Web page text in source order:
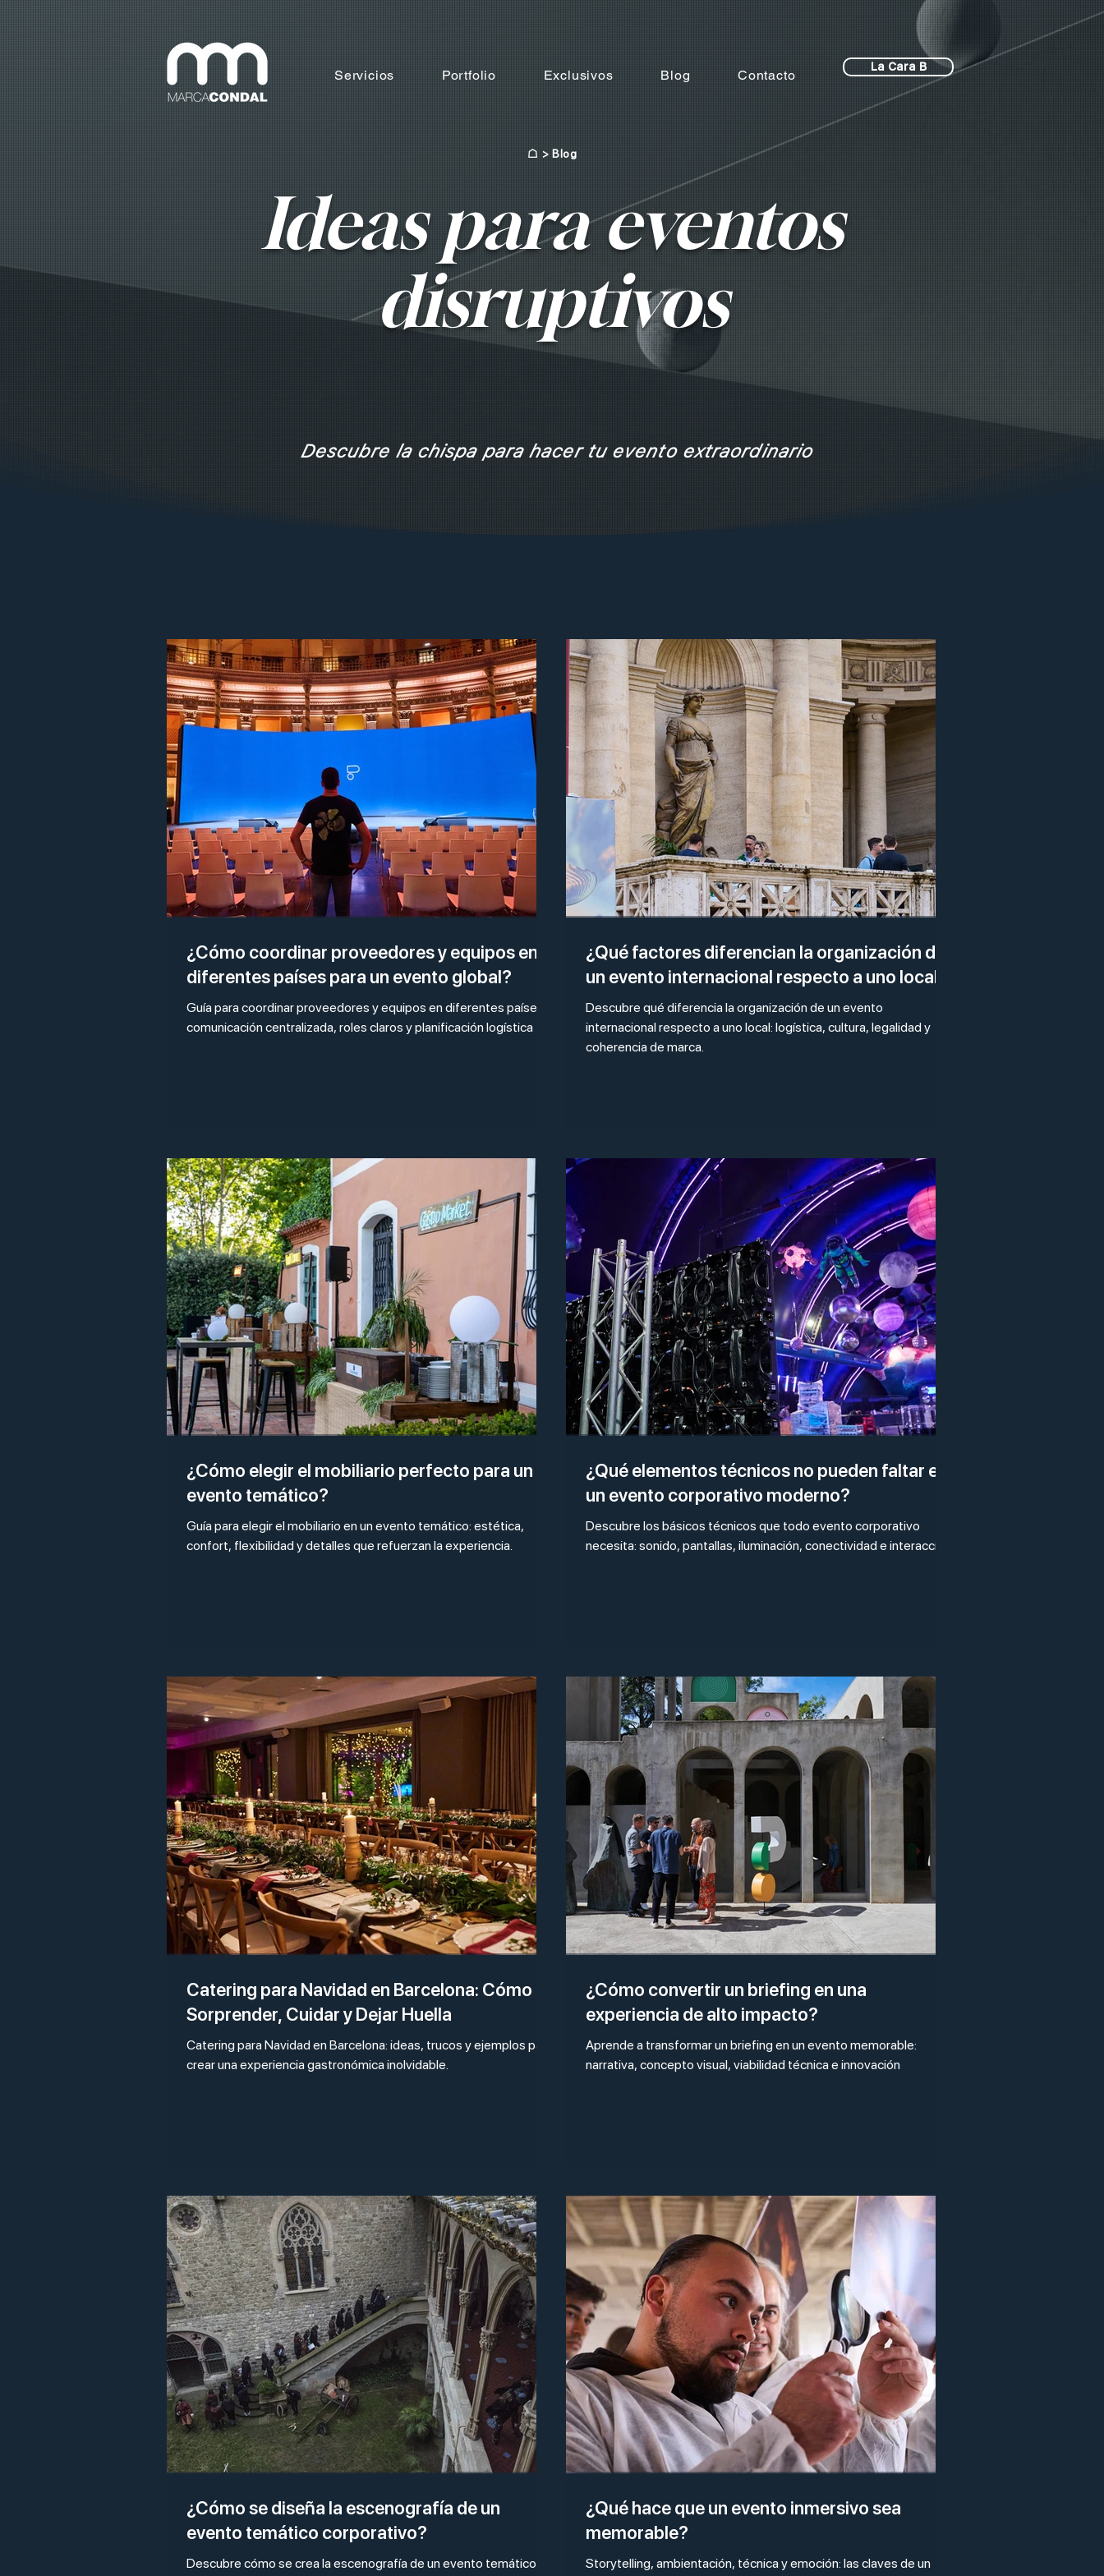
Servicios Portfolio Exclusivos Blog Contacto
La Cara B
☖ > Blog
Ideas para eventos
disruptivos
Descubre la chispa para hacer tu evento extraordinario
¿Cómo coordinar proveedores y equipos en
diferentes países para un evento global?
Guía para coordinar proveedores y equipos en diferentes países:
comunicación centralizada, roles claros y planificación logística
¿Qué factores diferencian la organización de
un evento internacional respecto a uno local?
Descubre qué diferencia la organización de un evento
internacional respecto a uno local: logística, cultura, legalidad y
coherencia de marca.
¿Cómo elegir el mobiliario perfecto para un
evento temático?
Guía para elegir el mobiliario en un evento temático: estética,
confort, flexibilidad y detalles que refuerzan la experiencia.
¿Qué elementos técnicos no pueden faltar en
un evento corporativo moderno?
Descubre los básicos técnicos que todo evento corporativo
necesita: sonido, pantallas, iluminación, conectividad e interacción.
Catering para Navidad en Barcelona: Cómo
Sorprender, Cuidar y Dejar Huella
Catering para Navidad en Barcelona: ideas, trucos y ejemplos para
crear una experiencia gastronómica inolvidable.
¿Cómo convertir un briefing en una
experiencia de alto impacto?
Aprende a transformar un briefing en un evento memorable:
narrativa, concepto visual, viabilidad técnica e innovación
¿Cómo se diseña la escenografía de un
evento temático corporativo?
Descubre cómo se crea la escenografía de un evento temático
¿Qué hace que un evento inmersivo sea
memorable?
Storytelling, ambientación, técnica y emoción: las claves de un